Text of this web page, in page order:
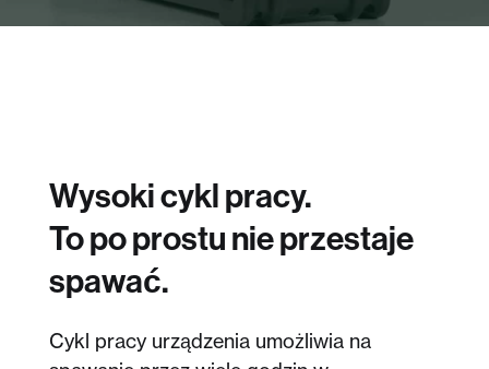
Wysoki cykl pracy.
To po prostu nie przestaje
spawać.
Cykl pracy urządzenia umożliwia na